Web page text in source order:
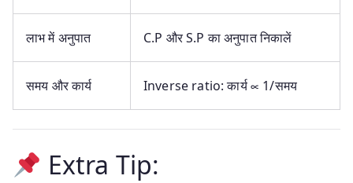
लाभ में अनुपात C.P और S.P का अनुपात निकालें
समय और कार्य Inverse ratio: कार्य ∝ 1/समय
Extra Tip: